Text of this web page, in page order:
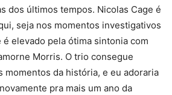
dos últimos tempos. Nicolas Cage é
seja nos momentos investigativos
elevado pela ótima sintonia com
Morris. O trio consegue
momentos da história, e eu adoraria
pra mais um ano da